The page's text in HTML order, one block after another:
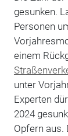
gesunken.
Personen
einem
unter
Experten
2024
Opfern aus.